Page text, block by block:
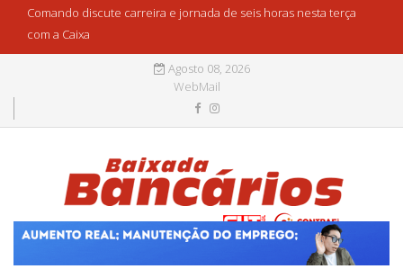
Comando discute carreira e jornada de seis horas nesta terça
com a Caixa
Agosto 08, 2026
WebMail